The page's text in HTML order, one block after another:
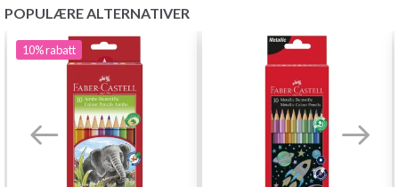
POPULÆRE ALTERNATIVER
10%rabatt